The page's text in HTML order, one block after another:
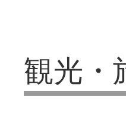
観光・